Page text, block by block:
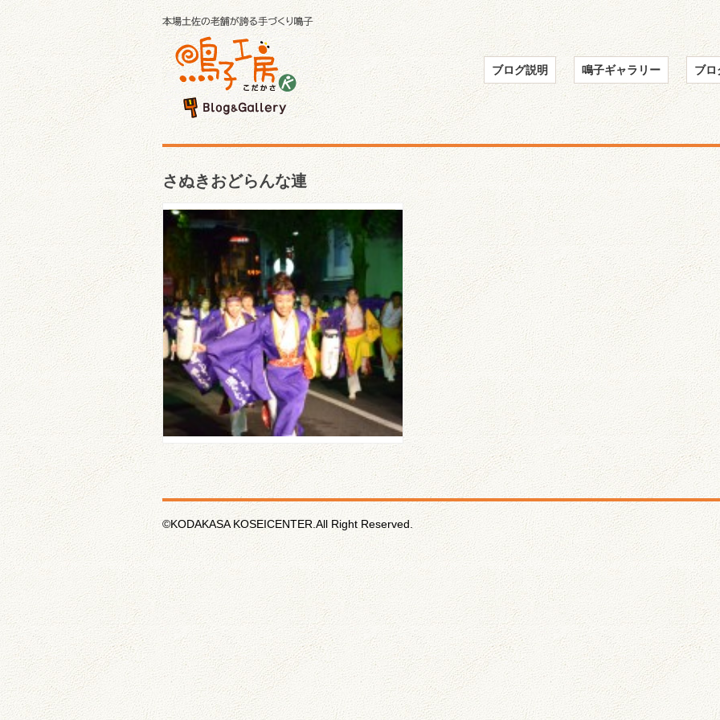
ブログ説明 鳴子ギャラリー ブロ
さぬきおどらんな連
さぬきおどらんな連「第59回
よさこい祭り」（2012年）
©KODAKASA KOSEICENTER.All Right Reserved.